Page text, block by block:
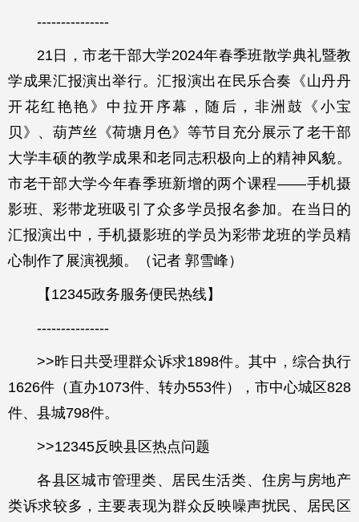
---------------
21日，市老干部大学2024年春季班散学典礼暨教
学成果汇报演出举行。汇报演出在民乐合奏《山丹丹
开花红艳艳》中拉开序幕，随后，非洲鼓《小宝
贝》、葫芦丝《荷塘月色》等节目充分展示了老干部
大学丰硕的教学成果和老同志积极向上的精神风貌。
市老干部大学今年春季班新增的两个课程——手机摄
影班、彩带龙班吸引了众多学员报名参加。在当日的
汇报演出中，手机摄影班的学员为彩带龙班的学员精
心制作了展演视频。（记者 郭雪峰）
【12345政务服务便民热线】
---------------
>>昨日共受理群众诉求1898件。其中，综合执行
1626件（直办1073件、转办553件），市中心城区828
件、县城798件。
>>12345反映县区热点问题
各县区城市管理类、居民生活类、住房与房地产
类诉求较多，主要表现为群众反映噪声扰民、居民区